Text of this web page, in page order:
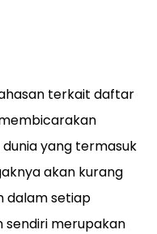
terkait daftar
yang termasuk
akan kurang
dalam setiap
sendiri merupakan